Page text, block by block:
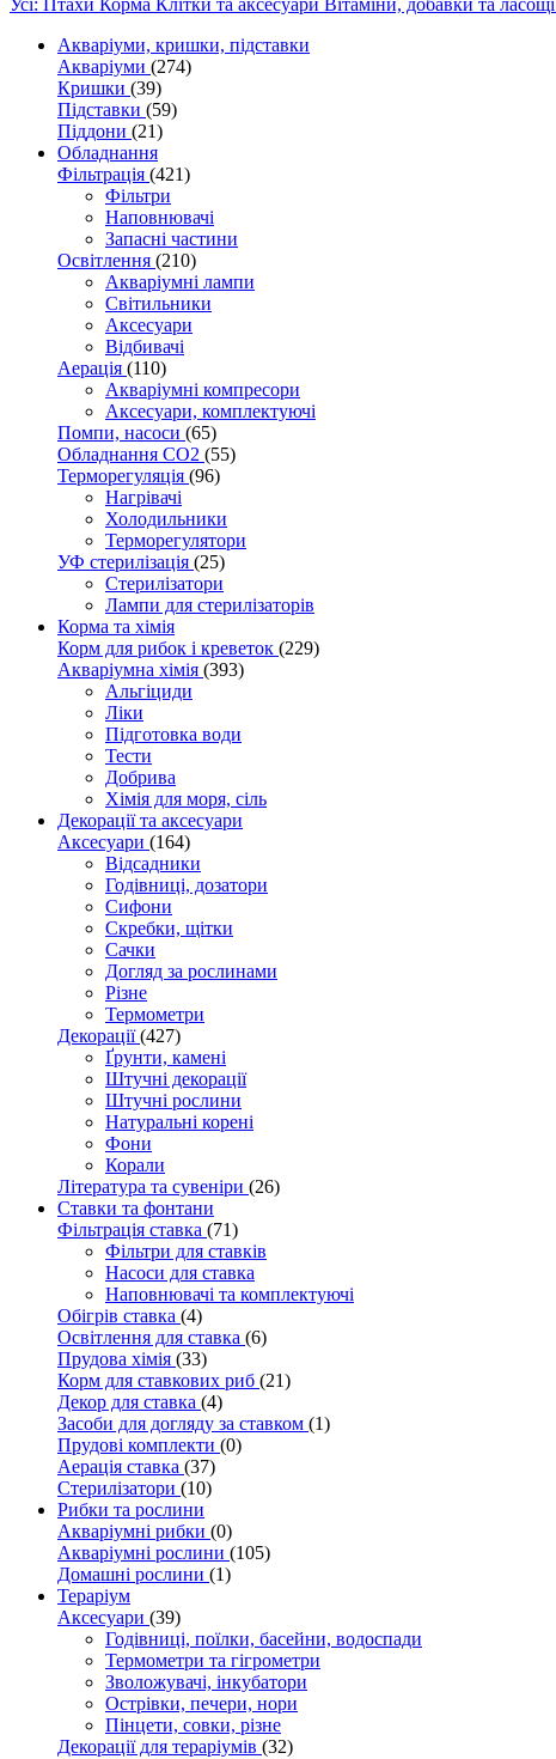
Усі: Птахи Корма Клітки та аксесуари Вітаміни, добавки та ласощі
Акваріуми, кришки, підставки
Акваріуми (274)
Кришки (39)
Підставки (59)
Піддони (21)
Обладнання
Фільтрація (421)
Фільтри
Наповнювачі
Запасні частини
Освітлення (210)
Акваріумні лампи
Світильники
Аксесуари
Відбивачі
Аерація (110)
Акваріумні компресори
Аксесуари, комплектуючі
Помпи, насоси (65)
Обладнання CO2 (55)
Терморегуляція (96)
Нагрівачі
Холодильники
Терморегулятори
УФ стерилізація (25)
Стерилізатори
Лампи для стерилізаторів
Корма та хімія
Корм для рибок і креветок (229)
Акваріумна хімія (393)
Альгіциди
Ліки
Підготовка води
Тести
Добрива
Хімія для моря, сіль
Декорації та аксесуари
Аксесуари (164)
Відсадники
Годівниці, дозатори
Сифони
Скребки, щітки
Сачки
Догляд за рослинами
Різне
Термометри
Декорації(427)
Ґрунти, камені
Штучні декорації
Штучні рослини
Натуральні корені
Фони
Корали
Література та сувеніри (26)
Ставки та фонтани
Фільтрація ставка (71)
Фільтри для ставків
Насоси для ставка
Наповнювачі та комплектуючі
Обігрів ставка (4)
Освітлення для ставка (6)
Прудова хімія (33)
Корм для ставкових риб (21)
Декор для ставка (4)
Засоби для догляду за ставком (1)
Прудові комплекти (0)
Аерація ставка (37)
Стерилізатори (10)
Рибки та рослини
Акваріумні рибки (0)
Акваріумні рослини (105)
Домашні рослини (1)
Тераріум
Аксесуари (39)
Годівниці, поїлки, басейни, водоспади
Термометри та гігрометри
Зволожувачі, інкубатори
Острівки, печери, нори
Пінцети, совки, різне
Декорації для тераріумів (32)